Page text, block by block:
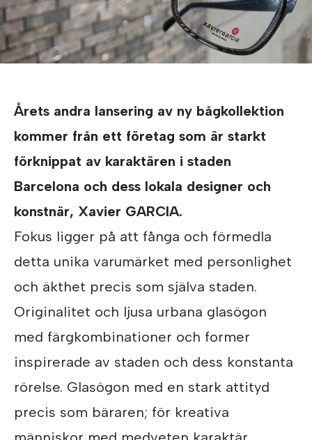
Årets andra lansering av ny bågkollektion
kommer från ett företag som är starkt
förknippat av karaktären i staden
Barcelona och dess lokala designer och
konstnär, Xavier GARCIA.
Fokus ligger på att fånga och förmedla
detta unika varumärket med personlighet
och äkthet precis som själva staden.
Originalitet och ljusa urbana glasögon
med färgkombinationer och former
inspirerade av staden och dess konstanta
rörelse. Glasögon med en stark attityd
precis som bäraren; för kreativa